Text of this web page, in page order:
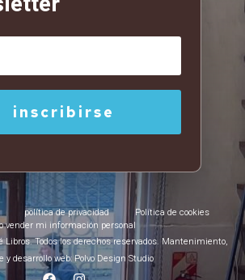
política de privacidad
Política de cookies
vender mi información personal
Libros. Todos los derechos reservados. Mantenimiento,
y desarrollo web: Polvo Design Studio